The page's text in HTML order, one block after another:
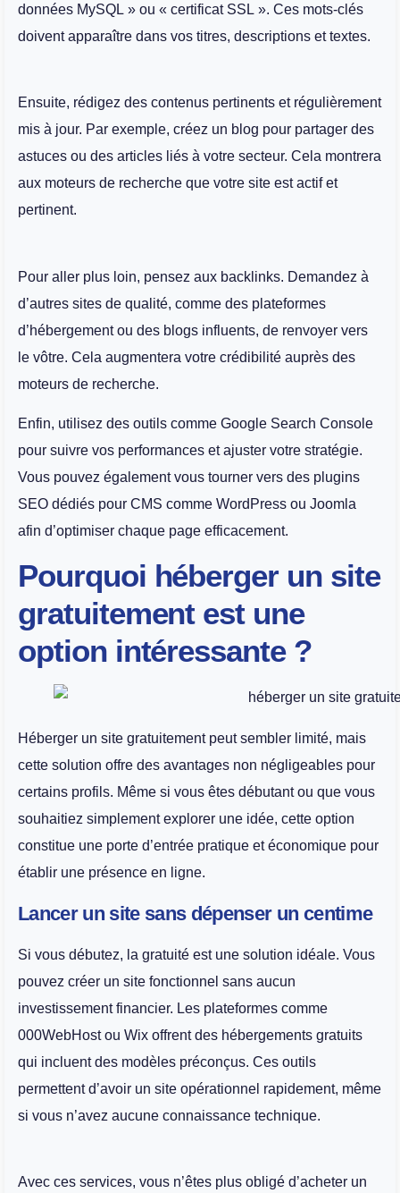
données MySQL » ou « certificat SSL ». Ces mots-clés
doivent apparaître dans vos titres, descriptions et textes.
Ensuite, rédigez des contenus pertinents et régulièrement
mis à jour. Par exemple, créez un blog pour partager des
astuces ou des articles liés à votre secteur. Cela montrera
aux moteurs de recherche que votre site est actif et
pertinent.
Pour aller plus loin, pensez aux backlinks. Demandez à
d’autres sites de qualité, comme des plateformes
d’hébergement ou des blogs influents, de renvoyer vers
le vôtre. Cela augmentera votre crédibilité auprès des
moteurs de recherche.
Enfin, utilisez des outils comme Google Search Console
pour suivre vos performances et ajuster votre stratégie.
Vous pouvez également vous tourner vers des plugins
SEO dédiés pour CMS comme WordPress ou Joomla
afin d’optimiser chaque page efficacement.
Pourquoi héberger un site
gratuitement est une
option intéressante ?
Héberger un site gratuitement peut sembler limité, mais
cette solution offre des avantages non négligeables pour
certains profils. Même si vous êtes débutant ou que vous
souhaitiez simplement explorer une idée, cette option
constitue une porte d’entrée pratique et économique pour
établir une présence en ligne.
Lancer un site sans dépenser un centime
Si vous débutez, la gratuité est une solution idéale. Vous
pouvez créer un site fonctionnel sans aucun
investissement financier. Les plateformes comme
000WebHost ou Wix offrent des hébergements gratuits
qui incluent des modèles préconçus. Ces outils
permettent d’avoir un site opérationnel rapidement, même
si vous n’avez aucune connaissance technique.
Avec ces services, vous n’êtes plus obligé d’acheter un